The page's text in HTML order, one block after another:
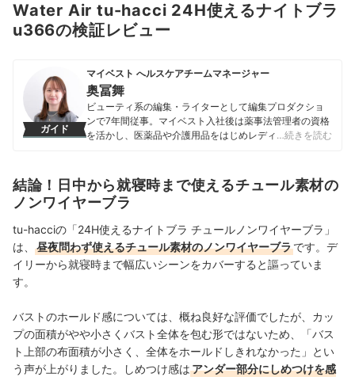
Water Air tu-hacci 24H使えるナイトブラ
u366の検証レビュー
ガイド
マイベスト へルスケアチームマネージャー
奥冨舞
ビューティ系の編集・ライターとして編集プロダクショ
ンで7年間従事。マイベスト入社後は薬事法管理者の資格
を活かし、医薬品や介護用品をはじめレディースインナ
奥冨舞のプロフィール
…続きを読む
結論！日中から就寝時まで使えるチュール素材の
ノンワイヤーブラ
tu-hacciの「24H使えるナイトブラ チュールノンワイヤーブラ」
は、
昼夜問わず使えるチュール素材のノンワイヤーブラです。デ
イリーから就寝時まで幅広いシーンをカバーすると謳っていま
す。
バストのホールド感については、概ね良好な評価でしたが、カッ
プの面積がやや小さくバスト全体を包む形ではないため、「バス
ト上部の布面積が小さく、全体をホールドしきれなかった」とい
う声が上がりました。しめつけ感はアンダー部分にしめつけを感